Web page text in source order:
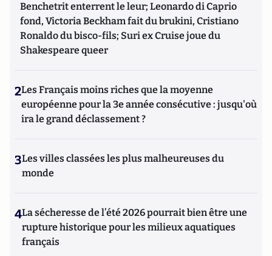
Benchetrit enterrent le leur; Leonardo di Caprio
fond, Victoria Beckham fait du brukini, Cristiano
Ronaldo du bisco-fils; Suri ex Cruise joue du
Shakespeare queer
2Les Français moins riches que la moyenne
européenne pour la 3e année consécutive : jusqu'où
ira le grand déclassement ?
3Les villes classées les plus malheureuses du
monde
4La sécheresse de l’été 2026 pourrait bien être une
rupture historique pour les milieux aquatiques
français